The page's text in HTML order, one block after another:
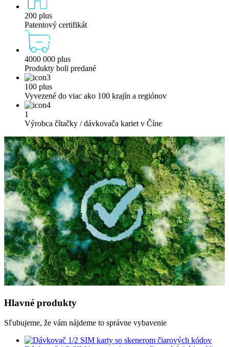
200 plus
Patentový certifikát
4000 000 plus
Produkty boli predané
100 plus
Vyvezené do viac ako 100 krajín a regiónov
1
Výrobca čítačky / dávkovača kariet v Číne
Hlavné produkty
Sľubujeme, že vám nájdeme to správne vybavenie